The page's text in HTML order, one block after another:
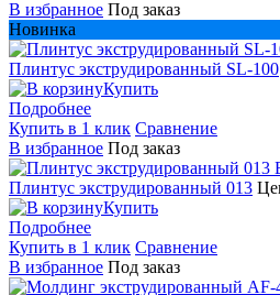
В избранное Под заказ
Новинка
Плинтус экструдированный SL-100
Купить
Подробнее
Купить в 1 клик Сравнение
В избранное Под заказ
Плинтус экструдированный 013
Купить
Подробнее
Купить в 1 клик Сравнение
В избранное Под заказ